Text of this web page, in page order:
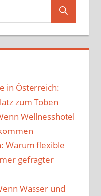
in Österreich:
zum Toben
Wellnesshotel
Warum flexible
gefragter
Wasser und